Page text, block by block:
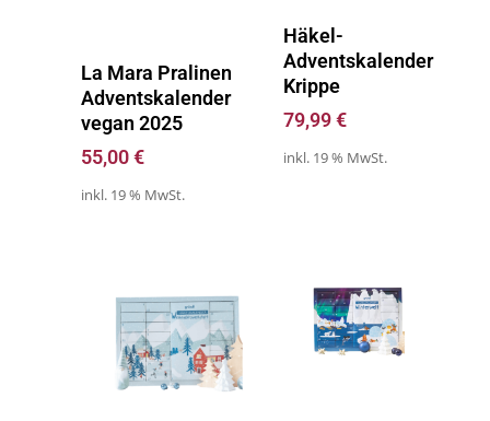
La Mara Pralinen
Adventskalender
vegan 2025
55,00€
inkl. 19 % MwSt.
Häkel-
Adventskalender
Krippe
79,99€
inkl. 19 % MwSt.